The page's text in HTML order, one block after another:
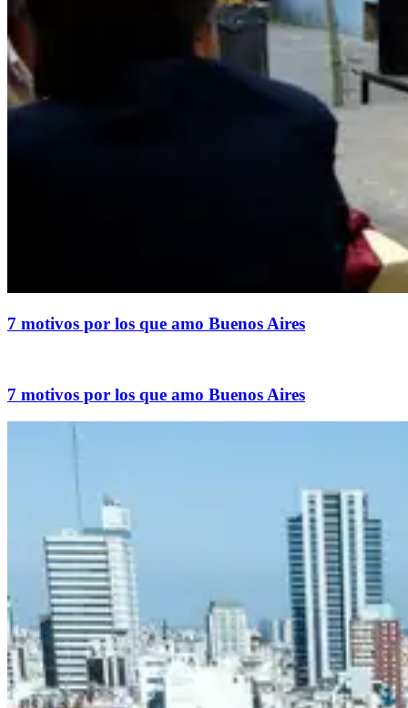
​7 motivos por los que amo Buenos Aires
7 motivos por los que amo Buenos Aires